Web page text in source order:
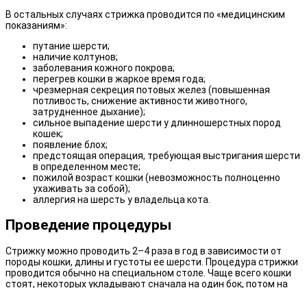
В остальных случаях стрижка проводится по «медицинским
показаниям»:
путание шерсти;
наличие колтунов;
заболевания кожного покрова;
перегрев кошки в жаркое время года;
чрезмерная секреция потовых желез (повышенная
потливость, снижение активности животного,
затрудненное дыхание);
сильное выпадение шерсти у длинношерстных пород
кошек;
появление блох;
предстоящая операция, требующая выстригания шерсти
в определенном месте;
пожилой возраст кошки (невозможность полноценно
ухаживать за собой);
аллергия на шерсть у владельца кота.
Проведение процедуры
Стрижку можно проводить 2–4 раза в год в зависимости от
породы кошки, длины и густоты ее шерсти. Процедура стрижки
проводится обычно на специальном столе. Чаще всего кошки
стоят, некоторых укладывают сначала на один бок, потом на